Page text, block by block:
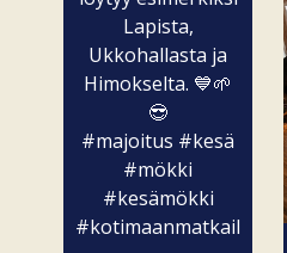
Lapista,
Ukkohallasta ja
Himokselta. 💙🌱
😎
#majoitus #kesä
#mökki
#kesämökki
#kotimaanmatkailu